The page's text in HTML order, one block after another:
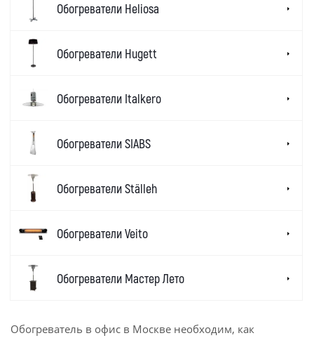
Обогреватели Heliosa
Обогреватели Hugett
Обогреватели Italkero
Обогреватели SIABS
Обогреватели Ställeh
Обогреватели Veito
Обогреватели Мастер Лето
Обогреватель в офис в Москве необходим, как